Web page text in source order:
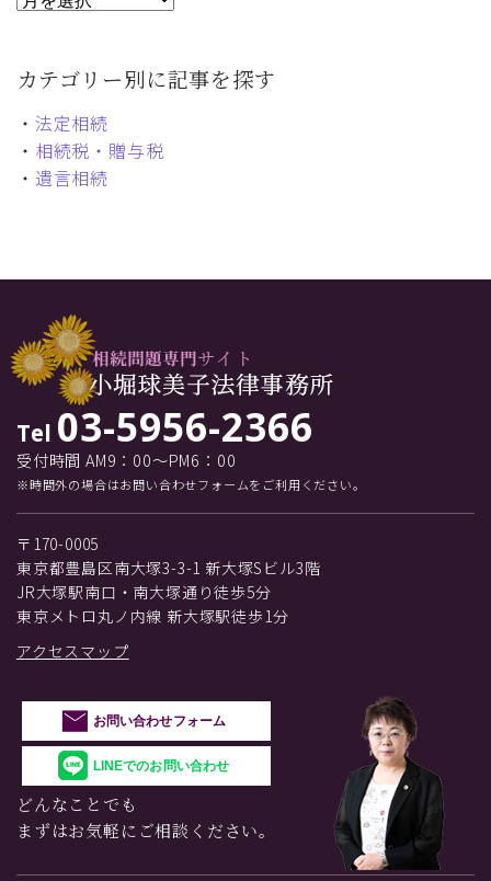
カテゴリー別に記事を探す
・ 法定相続
・ 相続税・贈与税
・ 遺言相続
Tel 03-5956-2366
受付時間 AM9：00～PM6：00
※時間外の場合はお問い合わせフォームをご利用ください。
〒170-0005
東京都豊島区南大塚3-3-1 新大塚Sビル3階
JR大塚駅南口・南大塚通り徒歩5分
東京メトロ丸ノ内線 新大塚駅徒歩1分
アクセスマップ
お問い合わせフォーム
LINEでのお問い合わせ
どんなことでも
まずはお気軽にご相談ください。